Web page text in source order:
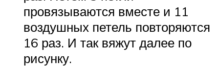
провязываются вместе и 11
воздушных петель повторяются
16 раз. И так вяжут далее по
рисунку.